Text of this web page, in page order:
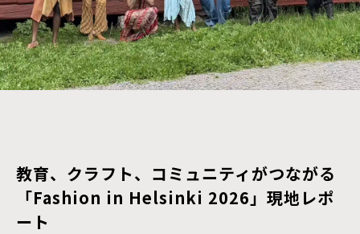
教育、クラフト、コミュニティがつながる
「Fashion in Helsinki 2026」現地レポ
ート